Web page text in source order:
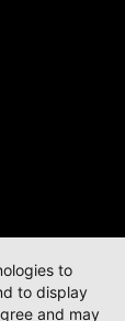
to
to display
and may